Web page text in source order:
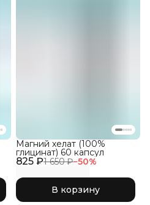
825 ₽1 650 ₽−50%
Магний хелат (100%
глицинат) 60 капсул
В корзину